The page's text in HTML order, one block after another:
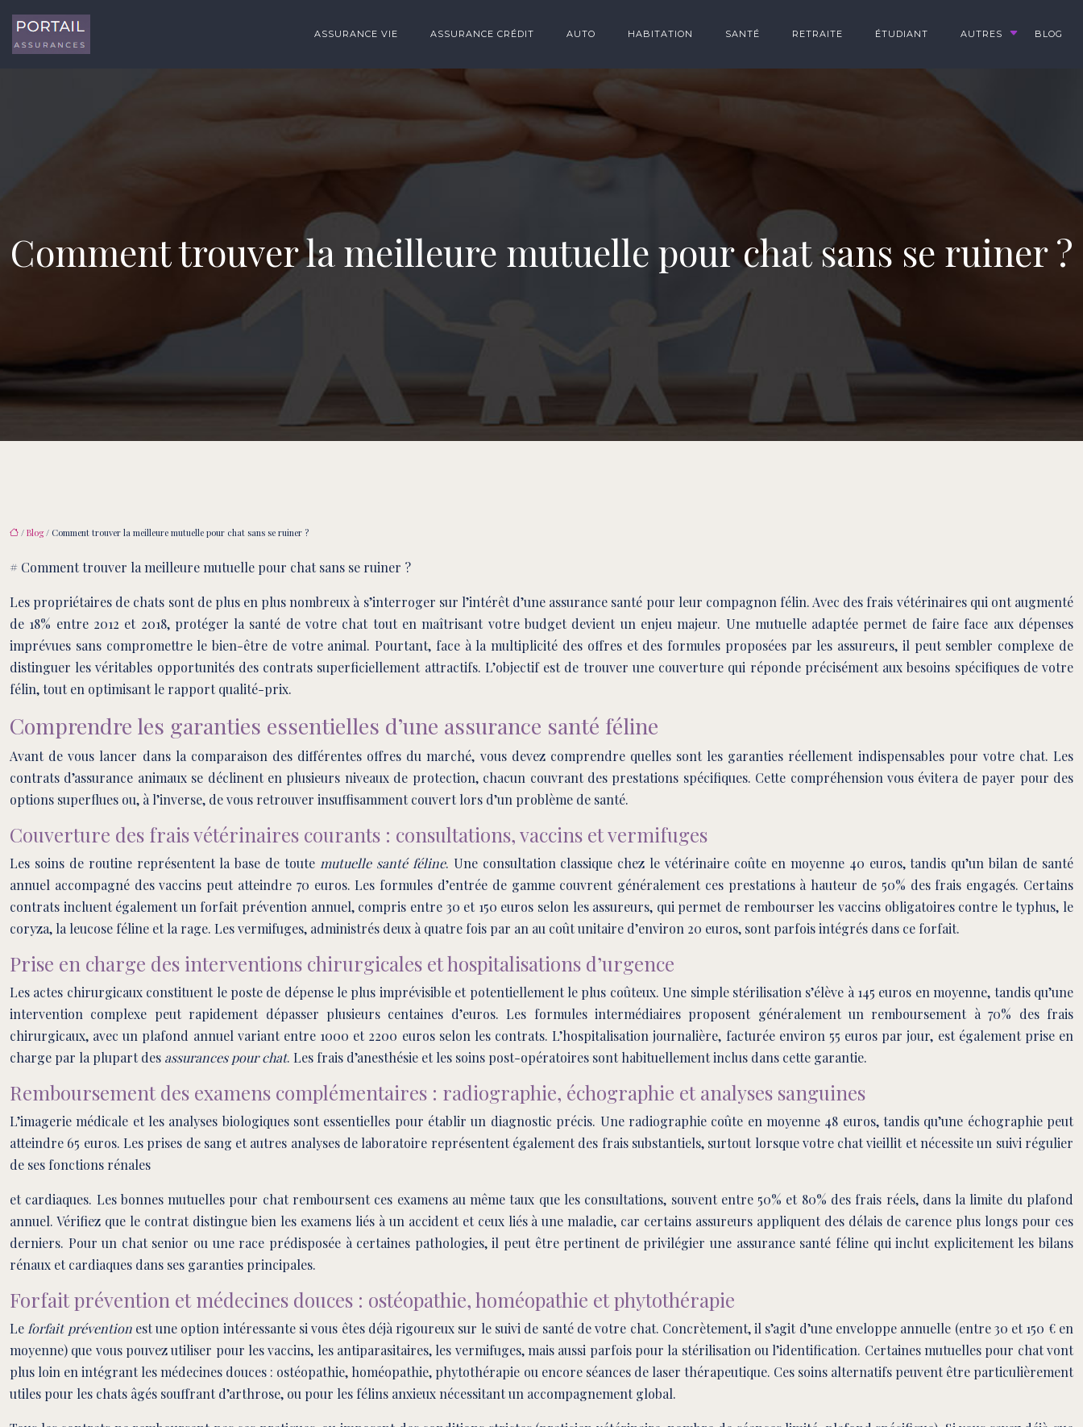
ASSURANCE VIE ASSURANCE CRÉDIT AUTO HABITATION SANTÉ RETRAITE ÉTUDIANT AUTRES BLOG
Comment trouver la meilleure mutuelle pour chat sans se ruiner ?
/ Blog/ Comment trouver la meilleure mutuelle pour chat sans se ruiner ?
# Comment trouver la meilleure mutuelle pour chat sans se ruiner ?
Les propriétaires de chats sont de plus en plus nombreux à s’interroger sur l’intérêt d’une assurance santé pour leur compagnon félin. Avec des frais vétérinaires qui ont augmenté
de 18% entre 2012 et 2018, protéger la santé de votre chat tout en maîtrisant votre budget devient un enjeu majeur. Une mutuelle adaptée permet de faire face aux dépenses
imprévues sans compromettre le bien-être de votre animal. Pourtant, face à la multiplicité des offres et des formules proposées par les assureurs, il peut sembler complexe de
distinguer les véritables opportunités des contrats superficiellement attractifs. L’objectif est de trouver une couverture qui réponde précisément aux besoins spécifiques de votre
félin, tout en optimisant le rapport qualité-prix.
Comprendre les garanties essentielles d’une assurance santé féline
Avant de vous lancer dans la comparaison des différentes offres du marché, vous devez comprendre quelles sont les garanties réellement indispensables pour votre chat. Les
contrats d’assurance animaux se déclinent en plusieurs niveaux de protection, chacun couvrant des prestations spécifiques. Cette compréhension vous évitera de payer pour des
options superflues ou, à l’inverse, de vous retrouver insuffisamment couvert lors d’un problème de santé.
Couverture des frais vétérinaires courants : consultations, vaccins et vermifuges
Les soins de routine représentent la base de toute mutuelle santé féline. Une consultation classique chez le vétérinaire coûte en moyenne 40 euros, tandis qu’un bilan de santé
annuel accompagné des vaccins peut atteindre 70 euros. Les formules d’entrée de gamme couvrent généralement ces prestations à hauteur de 50% des frais engagés. Certains
contrats incluent également un forfait prévention annuel, compris entre 30 et 150 euros selon les assureurs, qui permet de rembourser les vaccins obligatoires contre le typhus, le
coryza, la leucose féline et la rage. Les vermifuges, administrés deux à quatre fois par an au coût unitaire d’environ 20 euros, sont parfois intégrés dans ce forfait.
Prise en charge des interventions chirurgicales et hospitalisations d’urgence
Les actes chirurgicaux constituent le poste de dépense le plus imprévisible et potentiellement le plus coûteux. Une simple stérilisation s’élève à 145 euros en moyenne, tandis qu’une
intervention complexe peut rapidement dépasser plusieurs centaines d’euros. Les formules intermédiaires proposent généralement un remboursement à 70% des frais
chirurgicaux, avec un plafond annuel variant entre 1000 et 2200 euros selon les contrats. L’hospitalisation journalière, facturée environ 55 euros par jour, est également prise en
charge par la plupart des assurances pour chat. Les frais d’anesthésie et les soins post-opératoires sont habituellement inclus dans cette garantie.
Remboursement des examens complémentaires : radiographie, échographie et analyses sanguines
L’imagerie médicale et les analyses biologiques sont essentielles pour établir un diagnostic précis. Une radiographie coûte en moyenne 48 euros, tandis qu’une échographie peut
atteindre 65 euros. Les prises de sang et autres analyses de laboratoire représentent également des frais substantiels, surtout lorsque votre chat vieillit et nécessite un suivi régulier
de ses fonctions rénales
et cardiaques. Les bonnes mutuelles pour chat remboursent ces examens au même taux que les consultations, souvent entre 50% et 80% des frais réels, dans la limite du plafond
annuel. Vérifiez que le contrat distingue bien les examens liés à un accident et ceux liés à une maladie, car certains assureurs appliquent des délais de carence plus longs pour ces
derniers. Pour un chat senior ou une race prédisposée à certaines pathologies, il peut être pertinent de privilégier une assurance santé féline qui inclut explicitement les bilans
rénaux et cardiaques dans ses garanties principales.
Forfait prévention et médecines douces : ostéopathie, homéopathie et phytothérapie
Le forfait préventionest une option intéressante si vous êtes déjà rigoureux sur le suivi de santé de votre chat. Concrètement, il s’agit d’une enveloppe annuelle (entre 30 et 150 € en
moyenne) que vous pouvez utiliser pour les vaccins, les antiparasitaires, les vermifuges, mais aussi parfois pour la stérilisation ou l’identification. Certaines mutuelles pour chat vont
plus loin en intégrant les médecines douces : ostéopathie, homéopathie, phytothérapie ou encore séances de laser thérapeutique. Ces soins alternatifs peuvent être particulièrement
utiles pour les chats âgés souffrant d’arthrose, ou pour les félins anxieux nécessitant un accompagnement global.